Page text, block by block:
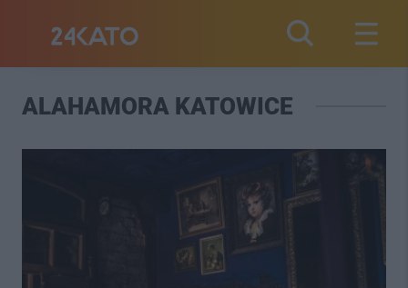
ALAHAMORA KATOWICE